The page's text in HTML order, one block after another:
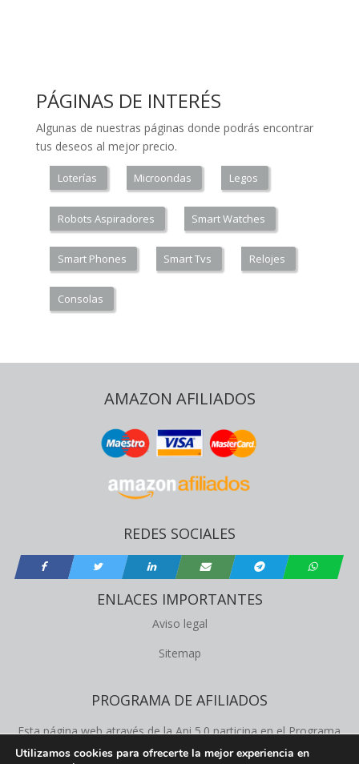
PÁGINAS DE INTERÉS
Algunas de nuestras páginas donde podrás encontrar
tus deseos al mejor precio.
Loterías Microondas Legos
Robots Aspiradores Smart Watches
Smart Phones Smart Tvs Relojes
Consolas
AMAZON AFILIADOS
REDES SOCIALES
ENLACES IMPORTANTES
Aviso legal
Sitemap
PROGRAMA DE AFILIADOS
Esta página web através de la Api 5.0 participa en el Programa
de Afiliados de Amazon Product Advertising, este programa
Utilizamos cookies para ofrecerte la mejor experiencia en